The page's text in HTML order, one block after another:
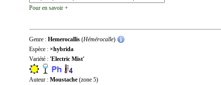
Pour en savoir +
Genre : Hemerocallis (Hémérocalle)
Espèce : ×hybrida
Variété : 'Electric Mist'
Auteur : Moustache (zone 5)